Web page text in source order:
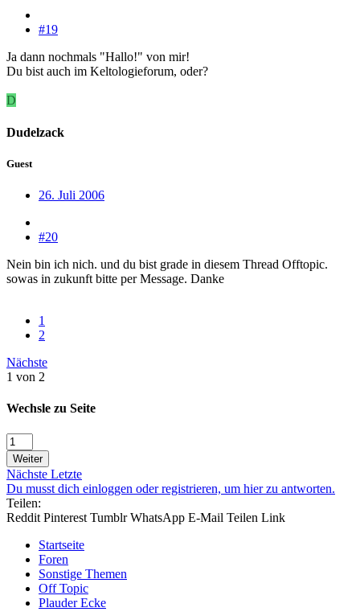
#19
Ja dann nochmals "Hallo!" von mir!
Du bist auch im Keltologieforum, oder?
D
Dudelzack
Guest
26. Juli 2006
#20
Nein bin ich nich. und du bist grade in diesem Thread Offtopic.
sowas in zukunft bitte per Message. Danke
1
2
Nächste
1 von 2
Wechsle zu Seite
Weiter
Nächste Letzte
Du musst dich einloggen oder registrieren, um hier zu antworten.
Teilen:
Reddit Pinterest Tumblr WhatsApp E-Mail Teilen Link
Startseite
Foren
Sonstige Themen
Off Topic
Plauder Ecke